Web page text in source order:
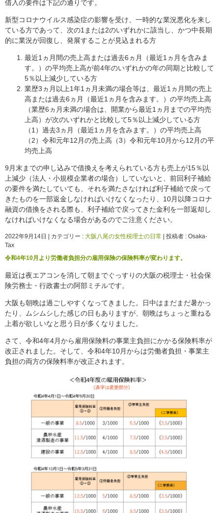
借入の要件は下記の通りです。
新型コロナウイルス感染症の影響を受け、一時的な業況悪化を来し
ている方であって、次の1または2のいずれかに該当し、かつ中長期
的に業況が回復し、発展することが見込まれる方
最近1ヵ月間の売上高または過去6ヵ月（最近1ヵ月を含みま
す。）の平均売上高が前4年のいずれかの年の同期と比較して
5％以上減少している方
業歴3ヵ月以上1年1ヵ月未満の場合等は、最近1ヵ月間の売上
高または過去6ヵ月（最近1ヵ月を含みます。）の平均売上高
（業歴6ヵ月未満の場合は、開業から最近1ヵ月までの平均売
上高）が次のいずれかと比較して5％以上減少している方
（1）過去3ヵ月（最近1ヵ月を含みます。）の平均売上高
（2）令和元年12月の売上高（3）令和元年10月から12月の平
均売上高
9月末までの申し込みで借換えを考えられている方も売上が15％以
上減少（法人・小規模企業者の場合）していないと、前回利子補給
の要件を満たしていても、それを満たさなければ利子補給で戻って
きたものを一部返金しなければいけなくなったり、10月以降コロナ
融資の借換をされる際も、利子補給で戻ってきた金利を一部返却し
なければいけなくなる場合があるのでご注意ください。
2022年9月14日 カテゴリー : 大阪八尾の女性税理士の日常
投稿者 : Osaka-
Tax
令和4年10月より労働者負担分の雇用保険の保険料率が変わります。
最近は夜エアコンを消して朝までぐっすりの大阪の税理士・社会保
険労務士・行政書士の阿部ミチルです。
大阪も朝晩は過ごしやすくなってきました。日中はまだまだ暑かっ
たり、ムシムシした感じの日もありますが、朝晩はちょっと重ねる
上着が欲しいなと思う日が多くなりました。
さて、令和4年4月から雇用保険料の事業主負担にかかる保険料率が
改正されました。そして、令和4年10月からは労働者負担・事業主
負担の両方の保険料率が改正されます。